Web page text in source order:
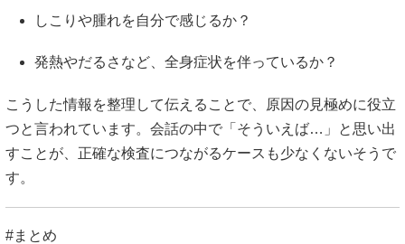
しこりや腫れを自分で感じるか？
発熱やだるさなど、全身症状を伴っているか？
こうした情報を整理して伝えることで、原因の見極めに役立
つと言われています。会話の中で「そういえば…」と思い出
すことが、正確な検査につながるケースも少なくないそうで
す。
#まとめ